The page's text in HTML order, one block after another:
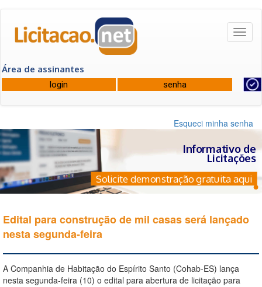
Área de assinantes
Esqueci minha senha
Informativo de
Licitações
Solicite demonstração gratuita aqui
Edital para construção de mil casas será lançado
nesta segunda-feira
A Companhia de Habitação do Espírito Santo (Cohab-ES) lança
nesta segunda-feira (10) o edital para abertura de licitação para